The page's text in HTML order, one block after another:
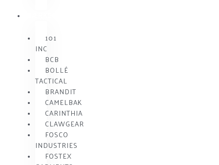
101
INC
BCB
BOLLÉ
TACTICAL
BRANDIT
CAMELBAK
CARINTHIA
CLAWGEAR
FOSCO
INDUSTRIES
FOSTEX